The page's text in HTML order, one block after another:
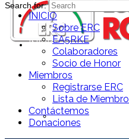
Search for:
INICIO
Sobre ERC
INICIO
Sobre ERC
EA5RKE
Colaboradores
Socio de Honor
Miembros
Registrarse ERC
Lista de
Contáctemos
Donaciones